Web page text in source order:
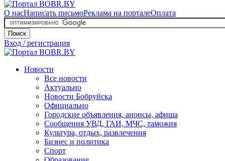
О насНаписать письмоРеклама на порталеОплата
Поиск
Вход / регистрация
Новости
Все новости
Актуально
Новости Бобруйска
Официально
Городские объявления, анонсы, афиша
Сообщения УВД, ГАИ, МЧС, таможня
Культура, отдых, развлечения
Бизнес и политика
Спорт